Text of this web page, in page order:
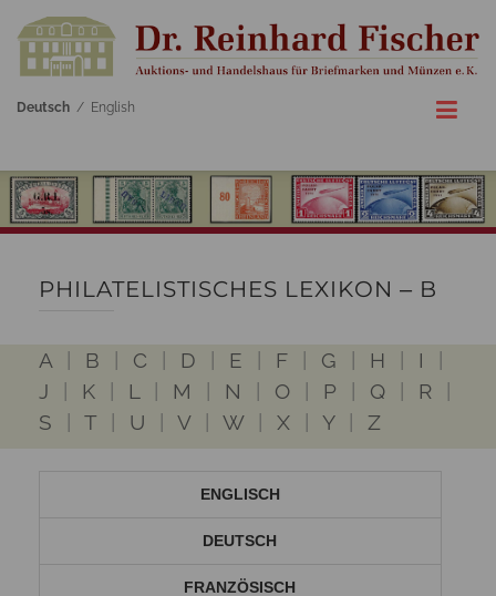
Deutsch / English
PHILATELISTISCHES LEXIKON ‒ B
A B C D E F G H I
J
K L M N O P Q R
S
T U V W X Y Z
ENGLISCH
DEUTSCH
FRANZÖSISCH